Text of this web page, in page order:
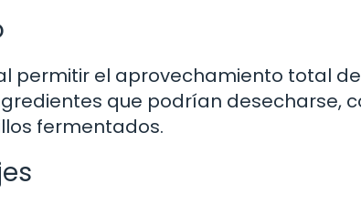
permitir el aprovechamiento total
que podrían desecharse,
fermentados.